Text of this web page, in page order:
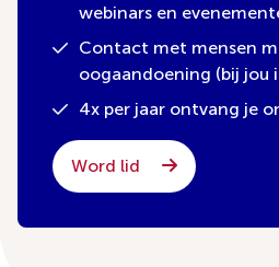
webinars en
Contact met mensen
oogaandoening (bij jou
4x per jaar ontvang je
Word lid